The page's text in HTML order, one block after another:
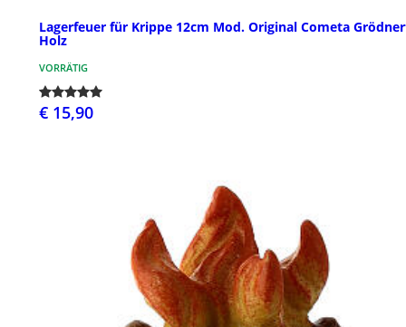
Lagerfeuer für Krippe 12cm Mod. Original Cometa
Holz
VORRÄTIG
€ 15,90